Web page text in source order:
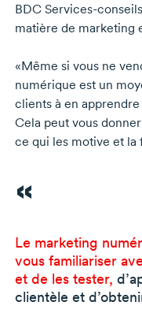
BDC Services-
matière de marketing
«Même si vous ne
numérique est un
clients à en
Cela peut vous
ce qui les motive et la
Le marketing
vous familiariser
et de les tester,
clientèle et